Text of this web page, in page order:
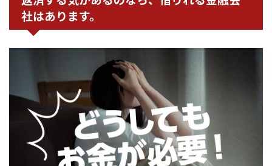
社はあります。